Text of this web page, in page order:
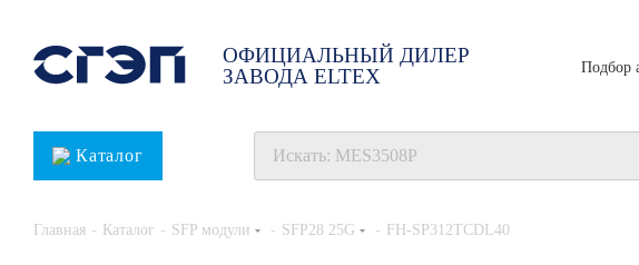
ОФИЦИАЛЬНЫЙ ДИЛЕР
ЗАВОДА ELTEX
Подбор
Каталог
Главная - Каталог - SFP модули - SFP28 25G - FH-SP312TCDL40